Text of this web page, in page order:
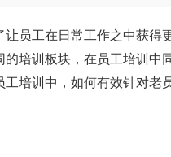
员工在日常工作之中获得
培训板块，在员工培训中
培训中，如何有效针对老